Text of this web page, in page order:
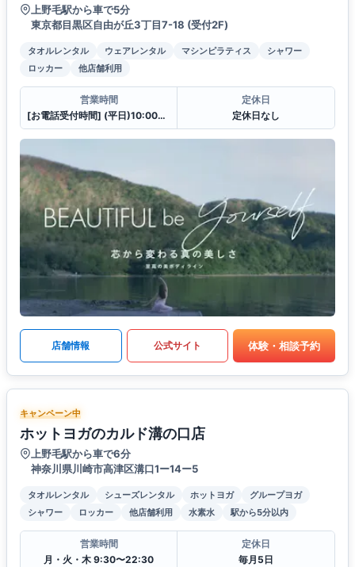
上野毛駅から車で5分
東京都目黒区自由が丘3丁目7-18 (受付2F)
タオルレンタル ウェアレンタル マシンピラティス
シャワー
ロッカー
他店舗利用
営業時間
[お電話受付時間] (平日)10:00〜23:00 (土・日)10:00〜21:00
定休日
定休日なし
店舗情報 公式サイト 体験・相談予約
キャンペーン中
ホットヨガのカルド溝の口店
上野毛駅から車で6分
神奈川県川崎市高津区溝口1ー14ー5
タオルレンタル シューズレンタル ホットヨガ
グループヨガ
シャワー
ロッカー 他店舗利用 水素水 駅から5分以内
営業時間
月・火・木 9:30〜22:30
定休日
毎月5日